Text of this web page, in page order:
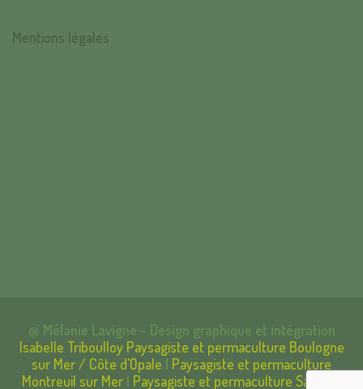
Mentions légales
@ Mélanie Lavigne - Design graphique et intégration
Isabelle Triboulloy Paysagiste et permaculture Boulogne
sur Mer / Côte d'Opale | Paysagiste et permaculture
Montreuil sur Mer| Paysagiste et permaculture Samer -